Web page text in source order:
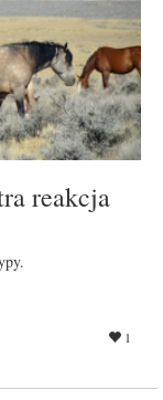
reakcja
1